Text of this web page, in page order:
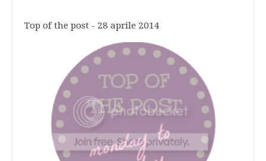
Top of the post - 28 aprile 2014